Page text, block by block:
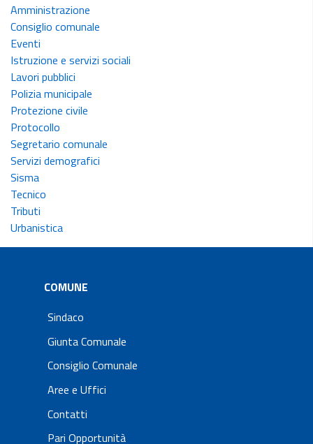
Amministrazione
Consiglio comunale
Eventi
Istruzione e servizi sociali
Lavori pubblici
Polizia municipale
Protezione civile
Protocollo
Segretario comunale
Servizi demografici
Sisma
Tecnico
Tributi
Urbanistica
COMUNE
Sindaco
Giunta Comunale
Consiglio Comunale
Aree e Uffici
Contatti
Pari Opportunità